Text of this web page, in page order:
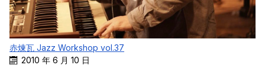
赤煉瓦 Jazz Workshop vol.37
2010 年 6 月 10 日